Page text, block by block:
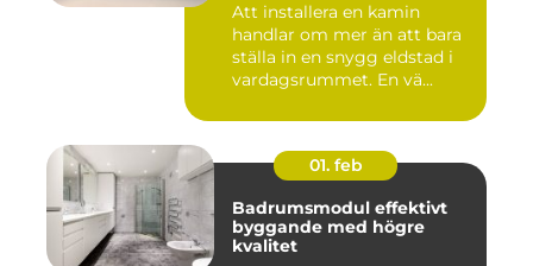
Att installera en kamin
handlar om mer än att bara
ställa in en snygg eldstad i
vardagsrummet. En vä...
01. feb
Badrumsmodul effektivt
byggande med högre
kvalitet